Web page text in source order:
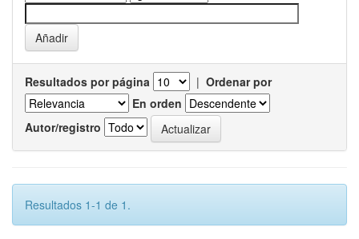
Resultados por página | Ordenar por
En orden
Autor/registro
Resultados 1-1 de 1.